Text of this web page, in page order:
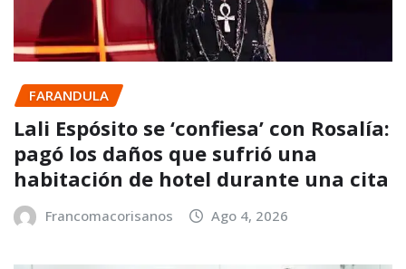
FARANDULA
Lali Espósito se ‘confiesa’ con Rosalía:
pagó los daños que sufrió una
habitación de hotel durante una cita
Francomacorisanos Ago 4, 2026